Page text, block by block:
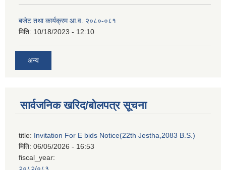
बजेट तथा कार्यक्रम आ.व. २०८०-०८१
मिति: 10/18/2023 - 12:10
अन्य
सार्वजनिक खरिद/बोलपत्र सूचना
title: Invitation For E bids Notice(22th Jestha,2083 B.S.)
मिति: 06/05/2026 - 16:53
fiscal_year:
२०८२/०८३